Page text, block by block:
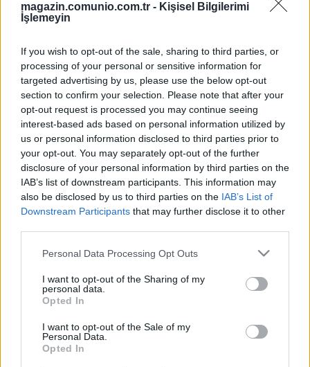
magazin.comunio.com.tr - Kişisel Bilgilerimi
İşlemeyin
If you wish to opt-out of the sale, sharing to third parties, or
processing of your personal or sensitive information for
targeted advertising by us, please use the below opt-out
section to confirm your selection. Please note that after your
opt-out request is processed you may continue seeing
interest-based ads based on personal information utilized by
us or personal information disclosed to third parties prior to
your opt-out. You may separately opt-out of the further
disclosure of your personal information by third parties on the
IAB’s list of downstream participants. This information may
also be disclosed by us to third parties on the IAB’s List of
Downstream Participants that may further disclose it to other
Please note that this website/app uses one or more Google
not limited to your visit or usage behaviour. You may click to
grant or deny consent to Google and its third-party tags to
use your data for below specified purposes in below Google
consent section.
Personal Data Processing Opt Outs
I want to opt-out of the Sharing of my
personal data.
Opted In
I want to opt-out of the Sale of my
Personal Data.
Opted In
10/31/2024 YazarSafa Buğra Özcan|
çok muhtemel.
Devam oku »